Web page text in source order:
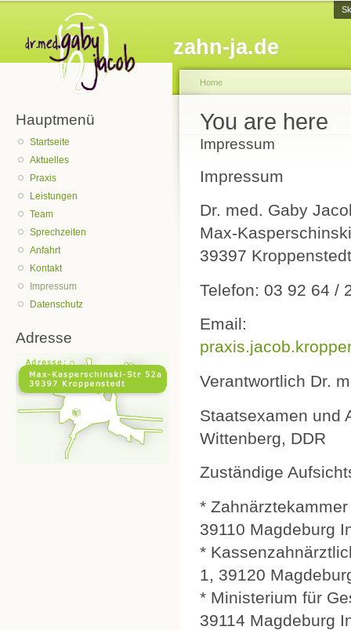
zahn-ja.de
Hauptmenü
Startseite
Aktuelles
Praxis
Leistungen
Team
Sprechzeiten
Anfahrt
Kontakt
Impressum
Datenschutz
Adresse
You are here
Home
Impressum
Impressum
Dr. med. Gaby
Max-
39397 Kroppenstedt
Telefon: 03 92 64 /
Email:
Verantwortlich Dr.
Staatsexamen und
Wittenberg, DDR
Zuständige
*
39110 Magdeburg
*
1, 39120
* Ministerium für
39114 Magdeburg